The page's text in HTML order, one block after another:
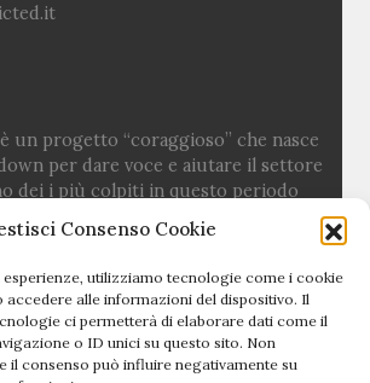
Consenso Cookie
utilizziamo tecnologie come i cookie
alle informazioni del dispositivo. Il
ci permetterà di elaborare dati come il
o ID unici su questo sito. Non
il consenso può influire negativamente su
un progetto “coraggioso” che nasce
per dare voce e aiutare il settore
dei i più colpiti in questo periodo
da Sara Fuoco